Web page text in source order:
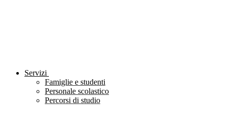
Servizi
Famiglie e studenti
Personale scolastico
Percorsi di studio